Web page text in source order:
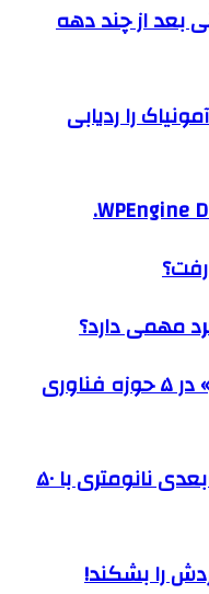
بعد از چند دهه
را ردیابی
WPEngine
مهمی دارد؟
رقابت‌های «المپیک فناوری» در ۵ حوزه فناوری
بومی‌سازی سطح‌سنج سه‌بعدی نانومتری با ۵۰
را بشکند!